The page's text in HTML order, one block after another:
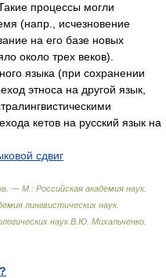
процессы могли
(напр., исчезновение
на его базе новых
около трех веков).
языка (при сохранении
этноса на другой язык,
кетов на русский язык на
сдвиг
— М.: Российская академия наук.
лингвистических наук.
наук В.Ю. Михальченко